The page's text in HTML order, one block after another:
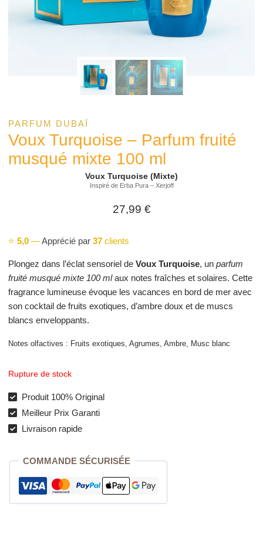
PARFUM DUBAÏ
Voux Turquoise – Parfum fruité
musqué mixte 100 ml
Voux Turquoise (Mixte)
Inspiré de Erba Pura – Xerjoff
27,99 €
⭐ 5,0—Apprécié par 37clients
Plongez dans l’éclat sensoriel de Voux Turquoise, un parfum
fruité musqué mixte 100 mlaux notes fraîches et solaires. Cette
fragrance lumineuse évoque les vacances en bord de mer avec
son cocktail de fruits exotiques, d’ambre doux et de muscs
blancs enveloppants.
Notes olfactives : Fruits exotiques, Agrumes, Ambre, Musc blanc
Rupture de stock
Produit 100% Original
Meilleur Prix Garanti
Livraison rapide
COMMANDE SÉCURISÉE